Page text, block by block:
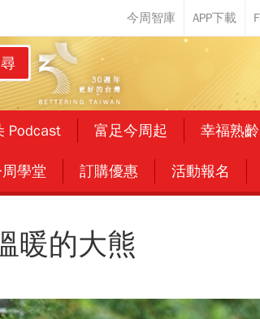
Podcast 富足今周起 幸福熟齡
學堂 訂購優惠 活動報名
暖的大熊